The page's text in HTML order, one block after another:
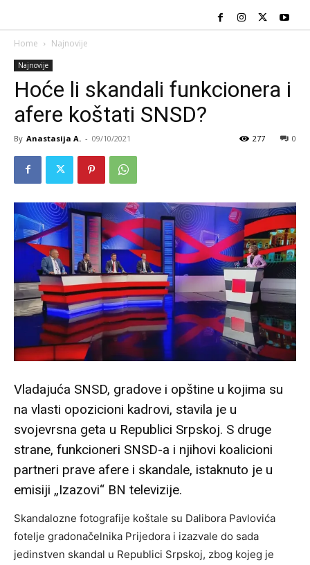
Home Najnovije
Najnovije
Hoće li skandali funkcionera i
afere koštati SNSD?
By Anastasija A. - 09/10/2021 0
277
Vladajuća SNSD, gradove i opštine u kojima su
na vlasti opozicioni kadrovi, stavila je u
svojevrsna geta u Republici Srpskoj. S druge
strane, funkcioneri SNSD-a i njihovi koalicioni
partneri prave afere i skandale, istaknuto je u
emisiji „Izazovi“ BN televizije.
Skandalozne fotografije koštale su Dalibora Pavlovića
fotelje gradonačelnika Prijedora i izazvale do sada
jedinstven skandal u Republici Srpskoj, zbog kojeg je